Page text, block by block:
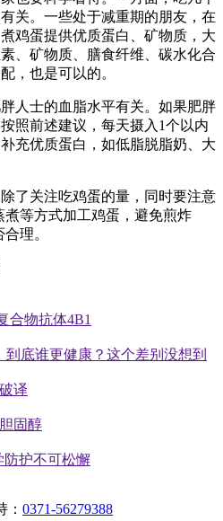
关。一些处于减重期的朋友，在
鸡蛋提供优质蛋白、矿物质，大
、矿物质、膳食纤维、碳水化合
，也是可以的。
人士的血脂水平有关。如果肥胖
照前述建议，每天摄入1个以内
充优质蛋白，如低脂脱脂奶、大
了关注吃鸡蛋的量，同时要注意
等方式加工鸡蛋，避免煎炸
理。
合物抗体4B1
底谁更健康？这个差别没想到
译
固醇
防护不可松懈
0371-56279388